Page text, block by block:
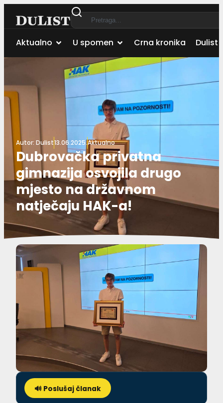
Aktualno U spomen Crna kronika Dulist
Autor: Dulist13.06.2025.Aktualno
Dubrovačka privatna
gimnazija osvojila drugo
mjesto na državnom
natječaju HAK-a!
🔊 Poslušaj članak